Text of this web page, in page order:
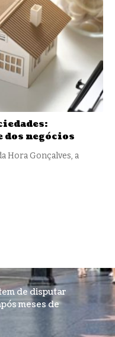
negócios
Hora Gonçalves, a
de disputar
meses de